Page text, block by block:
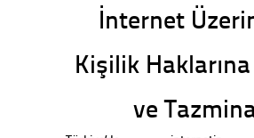
İnternet
Kişilik Haklarına
ve